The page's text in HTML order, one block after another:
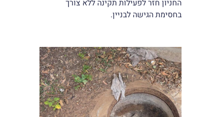
החניון חזר לפעילות תקינה ללא צורך
בחסימת הגישה לבניין.